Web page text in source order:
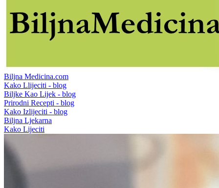
Biljna Medicina.com
Kako Llijeciti - blog
Biljke Kao Lijek - blog
Prirodni Recepti - blog
Kako Izlijeciti - blog
Biljna Ljekarna
Kako Lijeciti